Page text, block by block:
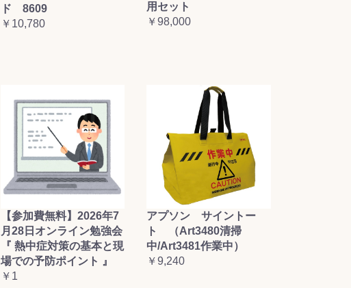
ド 8609
￥10,780
用セット
￥98,000
【参加費無料】2026年7
月28日オンライン勉強会
『 熱中症対策の基本と現
場での予防ポイント 』
￥1
アプソン サイントー
ト （Art3480清掃
中/Art3481作業中）
￥9,240